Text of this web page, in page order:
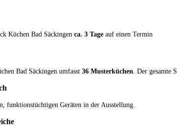
Küchen Bad Säckingen ca. 3 Tage auf einen Termin
Bad Säckingen umfasst 36 Musterküchen. Der gesamte
funktionstüchtigen Geräten in der Ausstellung.